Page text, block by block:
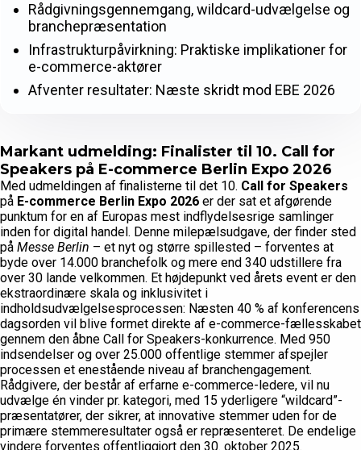
Markant udmelding: Finalister til 10. Call for
Speakers på E-commerce Berlin Expo 2026
Med udmeldingen af finalisterne til det 10. Call for Speakers
på E-commerce Berlin Expo 2026 er der sat et afgørende
punktum for en af Europas mest indflydelsesrige samlinger
inden for digital handel. Denne milepælsudgave, der finder sted
på Messe Berlin – et nyt og større spillested – forventes at
byde over 14.000 branchefolk og mere end 340 udstillere fra
over 30 lande velkommen. Et højdepunkt ved årets event er den
ekstraordinære skala og inklusivitet i
indholdsudvælgelsesprocessen: Næsten 40 % af konferencens
dagsorden vil blive formet direkte af e-commerce-fællesskabet
gennem den åbne Call for Speakers-konkurrence. Med 950
indsendelser og over 25.000 offentlige stemmer afspejler
processen et enestående niveau af branchengagement.
Rådgivere, der består af erfarne e-commerce-ledere, vil nu
udvælge én vinder pr. kategori, med 15 yderligere “wildcard”-
præsentatører, der sikrer, at innovative stemmer uden for de
primære stemmeresultater også er repræsenteret. De endelige
vindere forventes offentliggjort den 30. oktober 2025.
Rådgivningsgennemgang, wildcard-udvælgelse og
branchepræsentation
Infrastrukturpåvirkning: Praktiske implikationer for
e-commerce-aktører
Afventer resultater: Næste skridt mod EBE 2026